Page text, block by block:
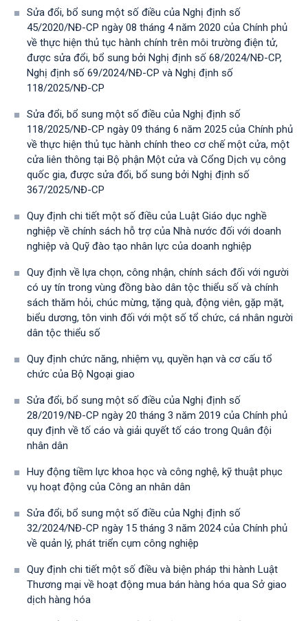
Sửa đổi, bổ sung một số điều của Nghị định số
45/2020/NĐ-CP ngày 08 tháng 4 năm 2020 của Chính phủ
về thực hiện thủ tục hành chính trên môi trường điện tử,
được sửa đổi, bổ sung bởi Nghị định số 68/2024/NĐ-CP,
Nghị định số 69/2024/NĐ-CP và Nghị định số
118/2025/NĐ-СР
Sửa đổi, bổ sung một số điều của Nghị định số
118/2025/NĐ-CP ngày 09 tháng 6 năm 2025 của Chính phủ
về thực hiện thủ tục hành chính theo cơ chế một cửa, một
cửa liên thông tại Bộ phận Một cửa và Cổng Dịch vụ công
quốc gia, được sửa đổi, bổ sung bởi Nghị định số
367/2025/NĐ-СР
Quy định chi tiết một số điều của Luật Giáo dục nghề
nghiệp về chính sách hỗ trợ của Nhà nước đối với doanh
nghiệp và Quỹ đào tạo nhân lực của doanh nghiệp
Quy định về lựa chọn, công nhận, chính sách đối với người
có uy tín trong vùng đồng bào dân tộc thiểu số và chính
sách thăm hỏi, chúc mừng, tặng quà, động viên, gặp mặt,
biểu dương, tôn vinh đối với một số tổ chức, cá nhân người
dân tộc thiểu số
Quy định chức năng, nhiệm vụ, quyền hạn và cơ cấu tổ
chức của Bộ Ngoại giao
Sửa đổi, bổ sung một số điều của Nghị định số
28/2019/NĐ-CР ngày 20 tháng 3 năm 2019 của Chính phủ
quy định về tố cáo và giải quyết tố cáo trong Quân đội
nhân dân
Huy động tiềm lực khoa học và công nghệ, kỹ thuật phục
vụ hoạt động của Công an nhân dân
Sửa đổi, bổ sung một số điều của Nghị định số
32/2024/NĐ-CP ngày 15 tháng 3 năm 2024 của Chính phủ
về quản lý, phát triển cụm công nghiệp
Quy định chi tiết một số điều và biện pháp thi hành Luật
Thương mại về hoạt động mua bán hàng hóa qua Sở giao
dịch hàng hóa